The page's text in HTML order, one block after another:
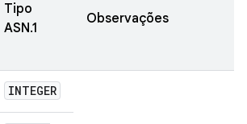
Tipo
ASN.1
Observações
INTEGER